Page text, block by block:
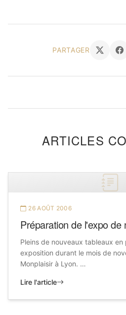
PARTAGER
ARTICLES
26 AOÛT 2006
Préparation de l'expo de
Pleins de nouveaux tableaux
exposition durant le mois de
Monplaisir à Lyon. …
Lire l'article